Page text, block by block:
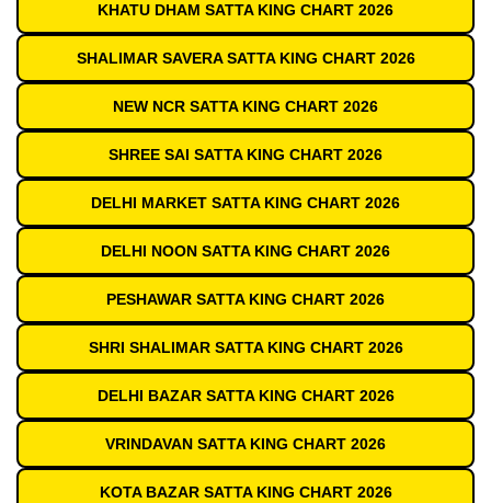
KHATU DHAM SATTA KING CHART 2026
SHALIMAR SAVERA SATTA KING CHART 2026
NEW NCR SATTA KING CHART 2026
SHREE SAI SATTA KING CHART 2026
DELHI MARKET SATTA KING CHART 2026
DELHI NOON SATTA KING CHART 2026
PESHAWAR SATTA KING CHART 2026
SHRI SHALIMAR SATTA KING CHART 2026
DELHI BAZAR SATTA KING CHART 2026
VRINDAVAN SATTA KING CHART 2026
KOTA BAZAR SATTA KING CHART 2026